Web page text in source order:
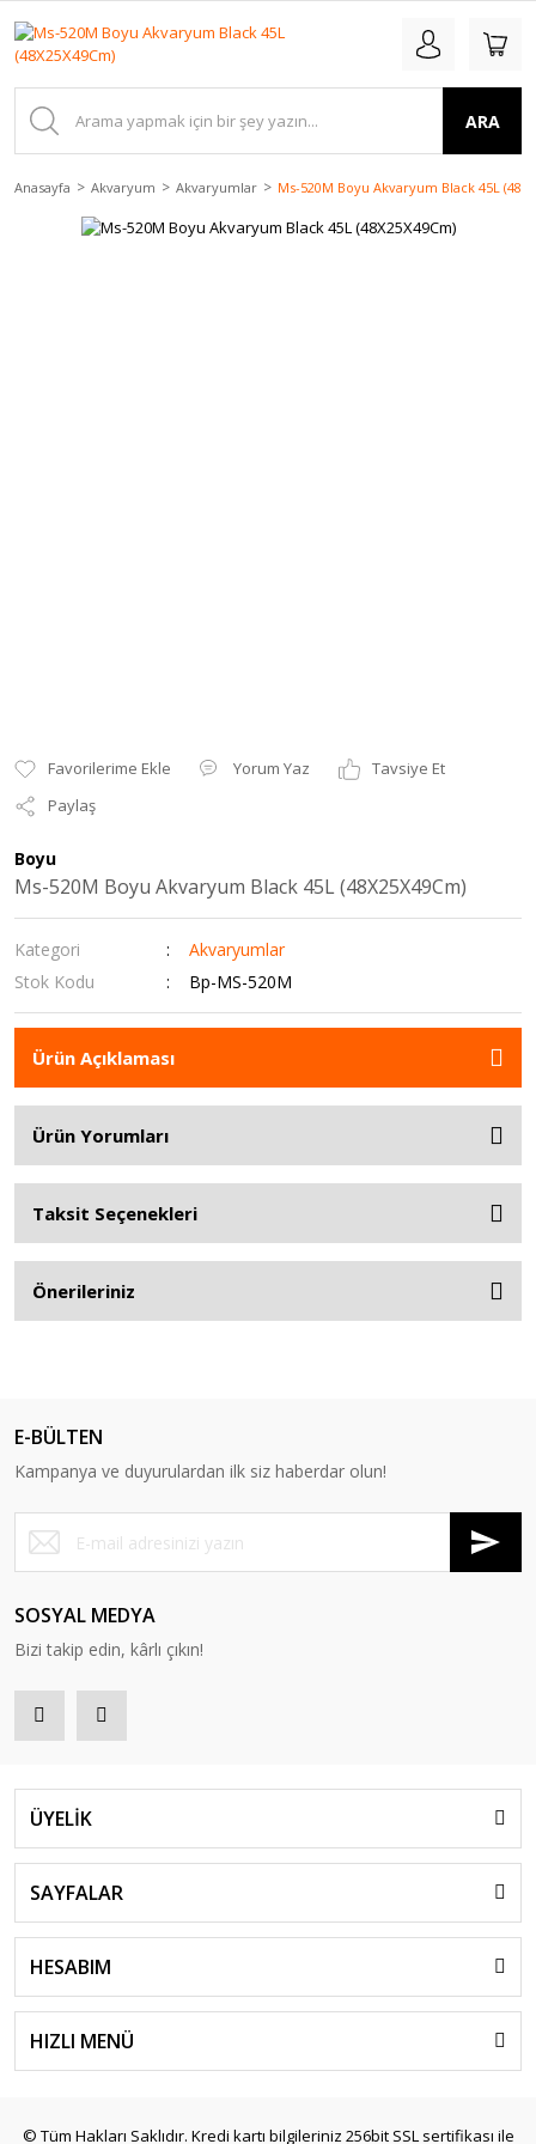
ARA
Anasayfa Akvaryum Akvaryumlar Ms-520M Boyu Akvaryum Black 45L
Yorum Yaz
Tavsiye Et
Paylaş
Boyu
Ms-520M Boyu Akvaryum Black 45L (48X25X49Cm)
Kategori
Akvaryumlar
Stok Kodu
Bp-MS-520M
Ürün Açıklaması
Ürün Yorumları
Taksit Seçenekleri
Önerileriniz
E-BÜLTEN
Kampanya ve duyurulardan ilk siz haberdar olun!
SOSYAL MEDYA
Bizi takip edin, kârlı çıkın!
ÜYELİK
SAYFALAR
HESABIM
HIZLI MENÜ
© Tüm Hakları Saklıdır. Kredi kartı bilgileriniz 256bit SSL sertifikası ile